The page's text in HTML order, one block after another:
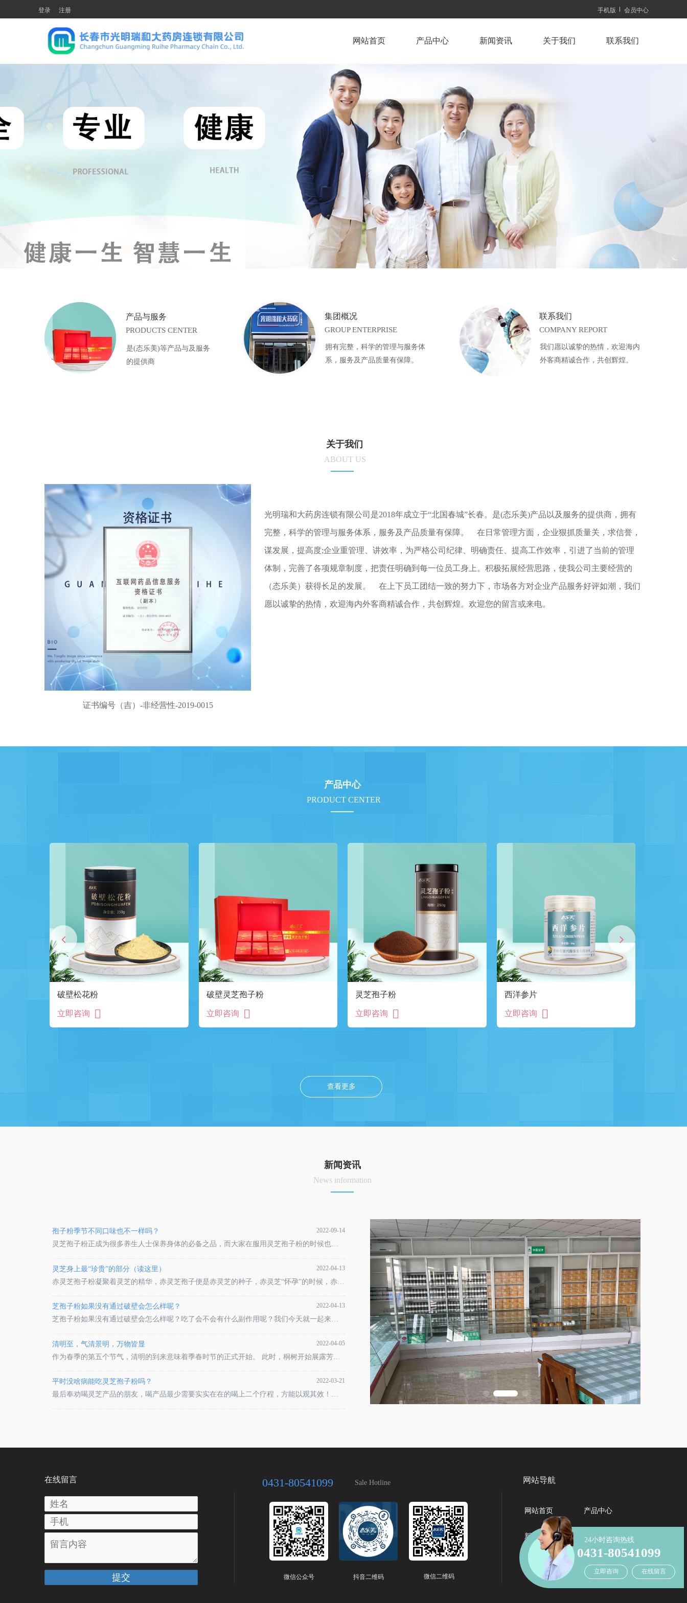
登录 注册 手机版 会员中心
网站首页 产品中心 新闻资讯 关于我们 联系我们
24小时咨询热线
0431-80541099
立即咨询 在线留言
产品与服务
PRODUCTS CENTER
是(态乐美)等产品与及服务
的提供商
集团概况
GROUP ENTERPRISE
拥有完整，科学的管理与服务体
系，服务及产品质量有保障。
联系我们
COMPANY REPORT
我们愿以诚挚的热情，欢迎海内
外客商精诚合作，共创辉煌。
关于我们
ABOUT US
光明瑞和大药房连锁有限公司是2018年成立于“北国春城”长春。是(态乐美)产品以及服务的提供商，拥有
完整，科学的管理与服务体系，服务及产品质量有保障。    在日常管理方面，企业狠抓质量关，求信誉，
谋发展，提高度;企业重管理、讲效率，为严格公司纪律、明确责任、提高工作效率，引进了当前的管理
体制，完善了各项规章制度，把责任明确到每一位员工身上。积极拓展经营思路，使我公司主要经营的
（态乐美）获得长足的发展。    在上下员工团结一致的努力下，市场各方对企业产品服务好评如潮，我们
愿以诚挚的热情，欢迎海内外客商精诚合作，共创辉煌。欢迎您的留言或来电。
证书编号（吉）-非经营性-2019-0015
查看更多
产品中心
PRODUCT CENTER
破壁松花粉
立即咨询
破壁灵芝孢子粉
立即咨询
灵芝孢子粉
立即咨询
西洋参片
立即咨询
新闻资讯
News information
孢子粉季节不同口味也不一样吗？ 2022-09-14
灵芝孢子粉正成为很多养生人士保养身体的必备之品，而大家在服用灵芝孢子粉的时候也会
都是通过人工培育种植的方式收集而来，而
灵芝身上最“珍贵”的部分（读这里） 2022-04-13
赤灵芝孢子粉凝聚着灵芝的精华，赤灵芝孢子便是赤灵芝的种子，赤灵芝“怀孕”的时候，赤灵
时，人的
芝孢子粉如果没有通过破壁会怎么样呢？ 2022-04-13
芝孢子粉如果没有通过破壁会怎么样呢？吃了会不会有什么副作用呢？我们今天就一起来了
清明至，气清景明，万物皆显
2022-04-05
作为春季的第五个节气，清明的到来意味着季春时节的正式开始。 此时，桐树开始展露芳
光穿过，便可见七色彩虹。二十节气之中，唯
平时没啥病能吃灵芝孢子粉吗？ 2022-03-21
最后奉劝喝灵芝产品的朋友，喝产品最少需要实实在在的喝上二个疗程，方能以观其效！若
在线留言 0431-80541099 Sale Hotline
微信公众号 抖音二维码
网站导航
网站首页 产品中心
新闻资讯 关于我们
联系我们
微信二维码